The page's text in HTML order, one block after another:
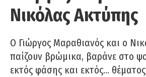
Νικόλας Ακτύπης
Ο Γιώργος Μαραθιανός και ο
παίζουν βρώμικα, βαράνε στο
εκτός φάσης και εκτός…